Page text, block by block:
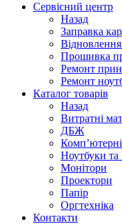
Сервісний центр
Назад
Заправка
Прошивка
Ремонт
Ремонт
Каталог товарів
Назад
Витратні
ДБЖ
Ноутбуки
Монітори
Проектори
Папір
Оргтехніка
Контакти